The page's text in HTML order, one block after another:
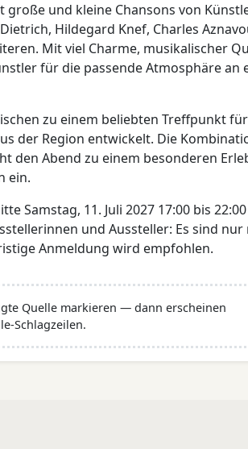
große und kleine Chansons von
Hildegard Knef, Charles
Mit viel Charme, musikalischer
für die passende Atmosphäre an
zu einem beliebten Treffpunkt
der Region entwickelt. Die
den Abend zu einem besonderen
ein.
Samstag, 11. Juli 2027 17:00 bis
und Aussteller: Es sind nur
Anmeldung wird empfohlen.
Quelle markieren — dann erscheinen
Schlagzeilen.